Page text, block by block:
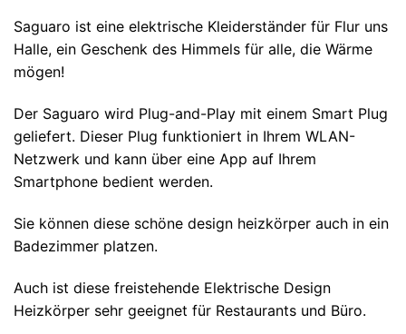
Saguaro ist eine elektrische Kleiderständer für Flur uns
Halle, ein Geschenk des Himmels für alle, die Wärme
mögen!
Der Saguaro wird Plug-and-Play mit einem Smart Plug
geliefert. Dieser Plug funktioniert in Ihrem WLAN-
Netzwerk und kann über eine App auf Ihrem
Smartphone bedient werden.
Sie können diese schöne design heizkörper auch in ein
Badezimmer platzen.
Auch ist diese freistehende Elektrische Design
Heizkörper sehr geeignet für Restaurants und Büro.